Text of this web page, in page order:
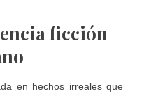
ficción
en hechos irreales que